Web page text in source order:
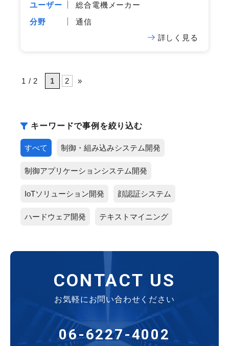
ユーザー
総合電機メーカー
分野
通信
詳しく見る
1 / 2 1 2 »
キーワードで事例を絞り込む
すべて 制御・組み込みシステム開発
制御アプリケーションシステム開発
IoTソリューション開発 顔認証システム
ハードウェア開発 テキストマイニング
CONTACT US
お気軽にお問い合わせください
06-6227-4002